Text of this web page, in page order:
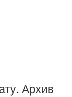
Архив